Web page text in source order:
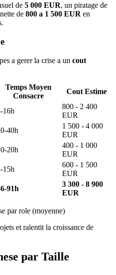
de 5 000 EUR, un piratage de
de 800 a 1 500 EUR en
a gerer la crise a un cout
Temps Moyen
Consacre
Cout Estime
16h
800 - 2 400
EUR
40h
1 500 - 4 000
EUR
20h
400 - 1 000
EUR
15h
600 - 1 500
EUR
91h
3 300 - 8 900
EUR
par role (moyenne)
et ralentit la croissance de
par Taille